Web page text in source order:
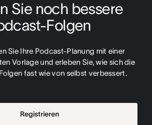
Sie noch bessere
Folgen
Sie Ihre Podcast-Planung mit einer
Vorlage und erleben Sie, wie sich die
fast wie von selbst verbessert.
Registrieren